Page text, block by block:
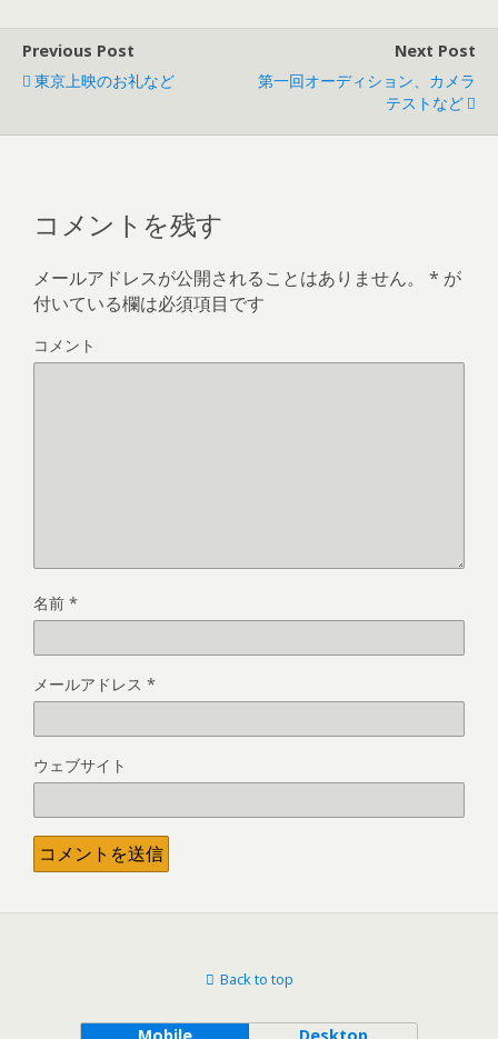
Previous Post
東京上映のお礼など
Next Post
第一回オーディション、カメラ
テストなど
コメントを残す
メールアドレスが公開されることはありません。 * が
付いている欄は必須項目です
コメント
名前 *
メールアドレス *
ウェブサイト
Back to top